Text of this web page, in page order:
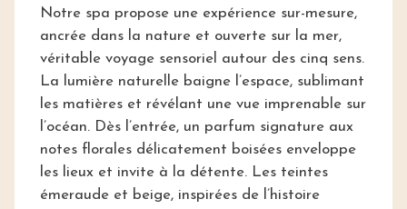
Notre spa propose une expérience sur-mesure,
ancrée dans la nature et ouverte sur la mer,
véritable voyage sensoriel autour des cinq sens.
La lumière naturelle baigne l’espace, sublimant
les matières et révélant une vue imprenable sur
l’océan. Dès l’entrée, un parfum signature aux
notes florales délicatement boisées enveloppe
les lieux et invite à la détente. Les teintes
émeraude et beige, inspirées de l’histoire